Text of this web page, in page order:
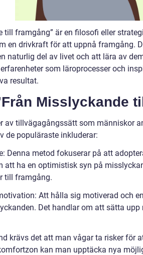
till framgång” är en filosofi eller
en drivkraft för att uppnå framgång.
naturlig del av livet och att lära av
som läroprocesser och
resultat.
Misslyckande
av tillvägagångssätt som människor
de populäraste inkluderar:
Denna metod fokuserar på att
att ha en optimistisk syn på
till framgång.
Att hålla sig motiverad och
Det handlar om att sätta
krävs det att man vågar ta risker för
kan man upptäcka nya